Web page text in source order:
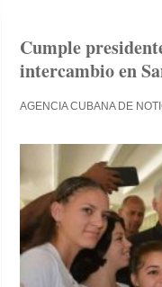
Cumple
intercambio en
AGENCIA CUBANA DE